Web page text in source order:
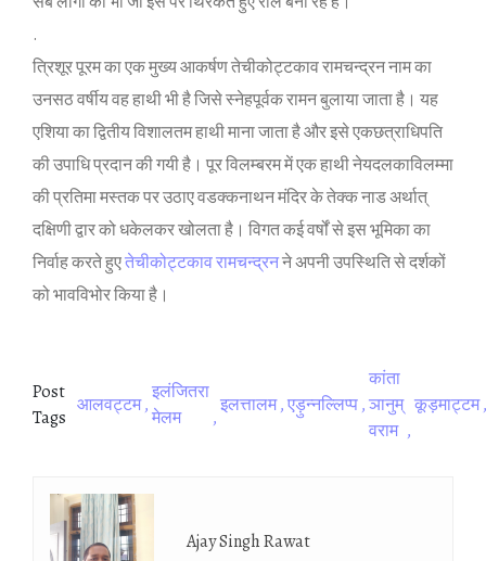
.
त्र‍िशूर पूरम का एक मुख्‍य आकर्षण तेचीकोट्टकाव रामचन्‍द्रन नाम का
उनसठ वर्षीय वह हाथी भी है ज‍िसे स्‍नेहपूर्वक रामन बुलाया जाता है। यह
एश‍िया का द्व‍ितीय व‍िशालतम हाथ‍ी माना जाता है और इसे एकछत्राध‍िपत‍ि
की उपाध‍ि प्रदान की गयी है। पूर व‍िलम्‍बरम में एक हाथी नेयदलकाव‍िलम्‍मा
की प्रत‍िमा मस्‍तक पर उठाए वडक्‍कनाथन मंद‍िर के तेक्‍क नाड अर्थात्
दक्षि‍णी द्वार को धकेलकर खोलता है। व‍िगत कई वर्षों से इस भूम‍िका का
न‍िर्वाह करते हुएतेचीकोट्टकाव रामचन्‍द्रनने अपनी उपस्‍थ‍ित‍ि से दर्शकों
को भावव‍िभोर क‍िया है।
Post
Tags
आलवट्टम
इलंज‍ितरा
मेलम
इलत्तालम एड़ुन्‍नल्‍लिप्‍प
कांता
ञानुम्
वराम
कूड़माट्टम
Ajay Singh Rawat